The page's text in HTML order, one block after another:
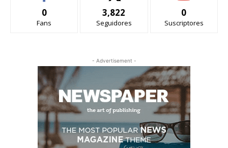
0
Fans
3,822
Seguidores
0
Suscriptores
- Advertisement -